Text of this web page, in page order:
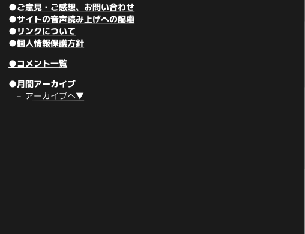
●ご意見・ご感想、お問い合わせ
●サイトの音声読み上げへの配慮
●リンクについて
●個人情報保護方針
●コメント一覧
●月間アーカイブ
アーカイブへ▼